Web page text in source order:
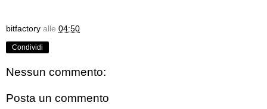
bitfactory alle 04:50
Condividi
Nessun commento:
Posta un commento